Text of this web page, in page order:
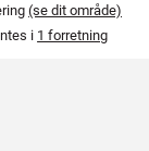
(se dit område)
i 1 forretning